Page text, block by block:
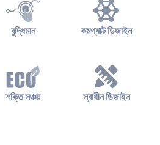
বুদ্ধিমান কমপ্যাক্ট ডিজাইন
শক্তি সঞ্চয় স্বাধীন ডিজাইন